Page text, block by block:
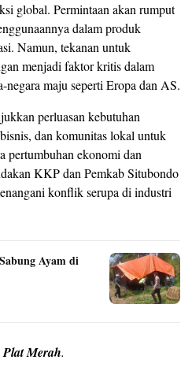
global. Permintaan akan rumput
dalam produk
Namun, tekanan untuk
menjadi faktor kritis dalam
negara maju seperti Eropa dan AS.
perluasan kebutuhan
dan komunitas lokal untuk
pertumbuhan ekonomi dan
KKP dan Pemkab Situbondo
konflik serupa di industri
Ayam di
Plat Merah.